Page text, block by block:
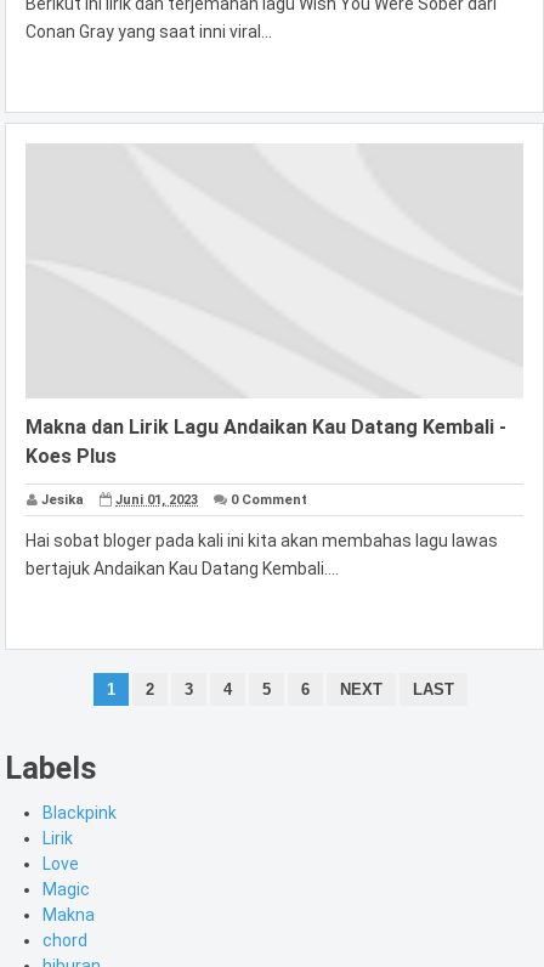
Conan Gray yang saat inni viral...
Makna dan Lirik Lagu Andaikan Kau Datang Kembali -
Koes Plus
Jesika Juni 01, 2023 0 Comment
Hai sobat bloger pada kali ini kita akan membahas lagu lawas
bertajuk Andaikan Kau Datang Kembali....
1 2 3 4 5 6 NEXT LAST
Labels
Blackpink
Lirik
Love
Magic
Makna
chord